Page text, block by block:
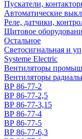
Пускатели,
Автоматические
Реле, датчики,
Щитовое
Остальное
Светосигнальная и
Systeme Electric
Вентиляторы
Вентиляторы
ВР 86-77-2
ВР 86-77-2,5
ВР 86-77-3,15
ВР 86-77-4
ВР 86-77-5
ВР 86-77-6,3